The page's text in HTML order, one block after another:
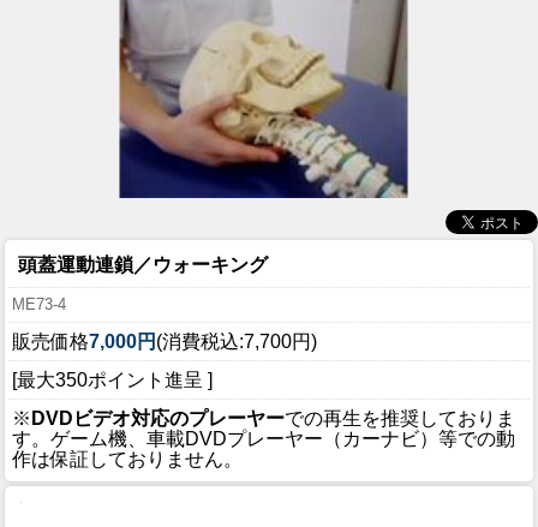
頭蓋運動連鎖／ウォーキング
ME73-4
販売価格7,000円 (消費税込:7,700円)
[最大350ポイント進呈 ]
※ DVDビデオ対応のプレーヤーでの再生を推奨しておりま
す。ゲーム機、車載DVDプレーヤー（カーナビ）等での動
作は保証しておりません。